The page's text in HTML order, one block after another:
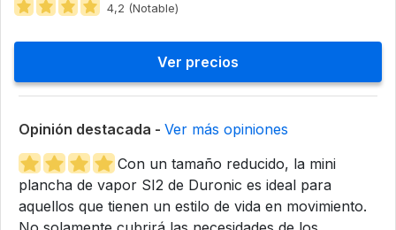
4,2 (Notable)
Ver precios
Opinión destacada - Ver más opiniones
Con un tamaño reducido, la mini
plancha de vapor SI2 de Duronic es ideal para
aquellos que tienen un estilo de vida en movimiento.